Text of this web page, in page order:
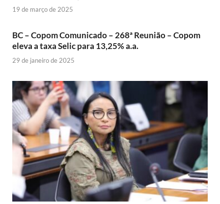
19 de março de 2025
BC – Copom Comunicado – 268ª Reunião – Copom
eleva a taxa Selic para 13,25% a.a.
29 de janeiro de 2025